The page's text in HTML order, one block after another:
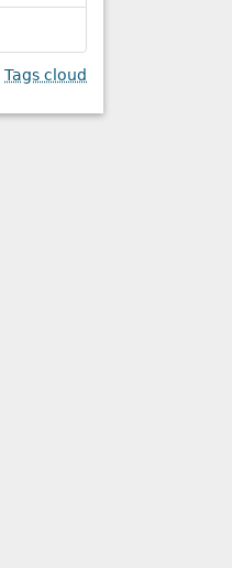
Tags cloud